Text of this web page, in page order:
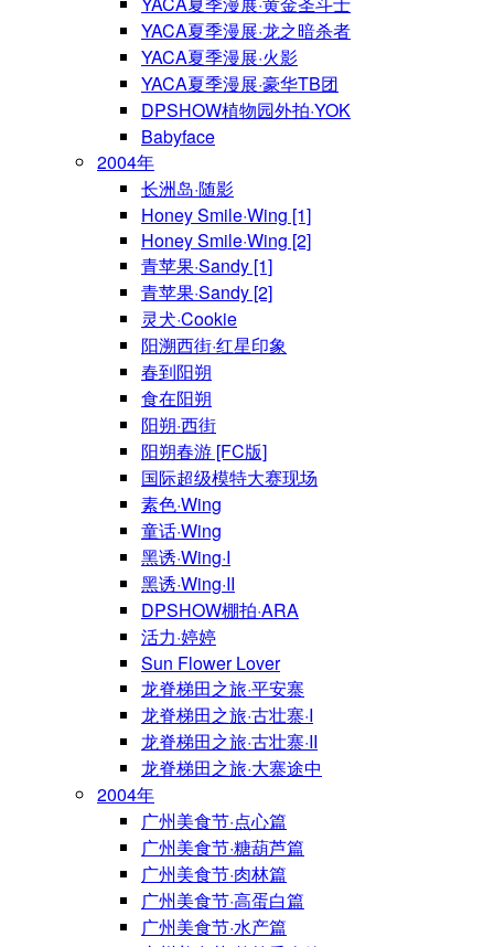
YACA夏季漫展·龙之暗杀者
YACA夏季漫展·火影
YACA夏季漫展·豪华TB团
DPSHOW植物园外拍·YOK
Babyface
2004年
长洲岛·随影
Honey Smile·Wing [1]
Honey Smile·Wing [2]
青苹果·Sandy [1]
青苹果·Sandy [2]
灵犬·Cookie
阳溯西街·红星印象
春到阳朔
食在阳朔
阳朔·西街
阳朔春游 [FC版]
国际超级模特大赛现场
素色·Wing
童话·Wing
黑诱·Wing·I
黑诱·Wing·II
DPSHOW棚拍·ARA
活力·婷婷
Sun Flower Lover
龙脊梯田之旅·平安寨
龙脊梯田之旅·古壮寨·I
龙脊梯田之旅·古壮寨·II
龙脊梯田之旅·大寨途中
2004年
广州美食节·点心篇
广州美食节·糖葫芦篇
广州美食节·肉林篇
广州美食节·高蛋白篇
广州美食节·水产篇